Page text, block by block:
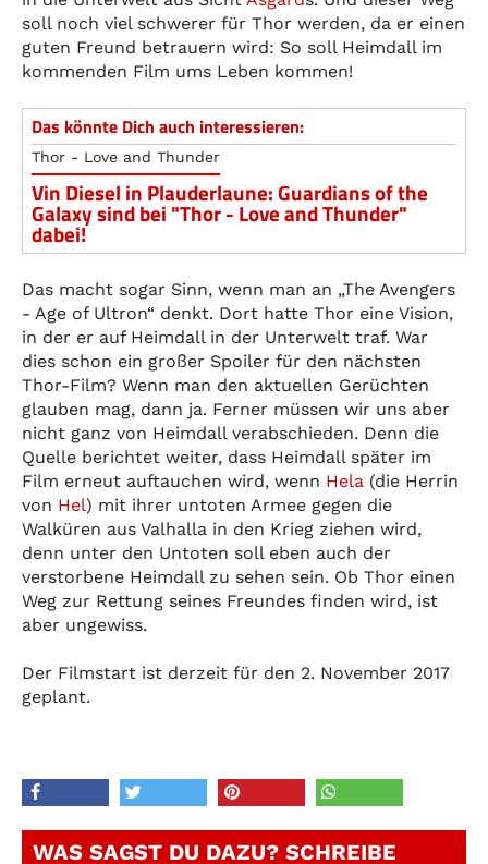
soll noch viel schwerer für Thor werden, da er einen
guten Freund betrauern wird: So soll Heimdall im
kommenden Film ums Leben kommen!
Das könnte Dich auch interessieren:
Thor - Love and Thunder
Vin Diesel in Plauderlaune: Guardians of the
Galaxy sind bei "Thor - Love and Thunder"
dabei!
Das macht sogar Sinn, wenn man an „The Avengers
- Age of Ultron“ denkt. Dort hatte Thor eine Vision,
in der er auf Heimdall in der Unterwelt traf. War
dies schon ein großer Spoiler für den nächsten
Thor-Film? Wenn man den aktuellen Gerüchten
glauben mag, dann ja. Ferner müssen wir uns aber
nicht ganz von Heimdall verabschieden. Denn die
Quelle berichtet weiter, dass Heimdall später im
Film erneut auftauchen wird, wenn Hela (die Herrin
von Hel) mit ihrer untoten Armee gegen die
Walküren aus Valhalla in den Krieg ziehen wird,
denn unter den Untoten soll eben auch der
verstorbene Heimdall zu sehen sein. Ob Thor einen
Weg zur Rettung seines Freundes finden wird, ist
aber ungewiss.
Der Filmstart ist derzeit für den 2. November 2017
geplant.
WAS SAGST DU DAZU? SCHREIBE